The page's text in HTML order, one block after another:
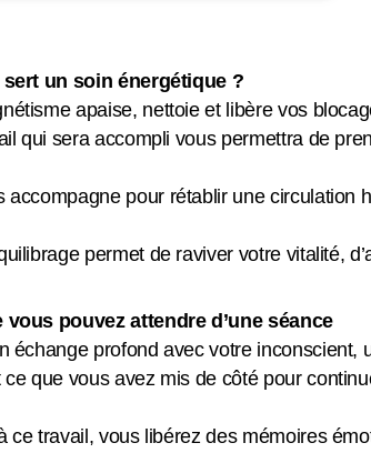
un soin énergétique ?
apaise, nettoie et libère vos
qui sera accompli vous permettra de
accompagne pour rétablir une circulation
permet de raviver votre vitalité,
vous pouvez attendre d’une séance
échange profond avec votre
ce que vous avez mis de côté pour
ce travail, vous libérez des mémoires